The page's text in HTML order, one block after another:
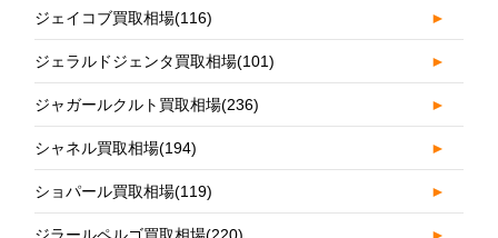
ジェイコブ買取相場(116) ►
ジェラルドジェンタ買取相場(101) ►
ジャガールクルト買取相場(236) ►
シャネル買取相場(194) ►
ショパール買取相場(119) ►
ジラールペルゴ買取相場(220) ►